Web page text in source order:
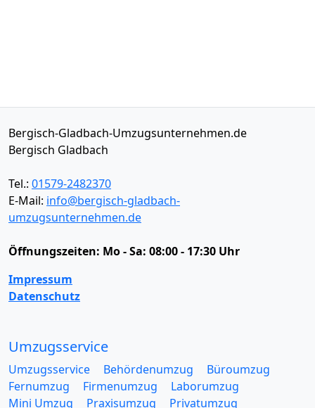
Bergisch-Gladbach-Umzugsunternehmen.de
Bergisch Gladbach
Tel.: 01579-2482370
E-Mail: info@bergisch-gladbach-
umzugsunternehmen.de
Öffnungszeiten: Mo - Sa: 08:00 - 17:30 Uhr
Impressum
Datenschutz
Umzugsservice
Umzugsservice Behördenumzug
Büroumzug
Fernumzug
Firmenumzug
Laborumzug
Mini Umzug
Praxisumzug
Privatumzug